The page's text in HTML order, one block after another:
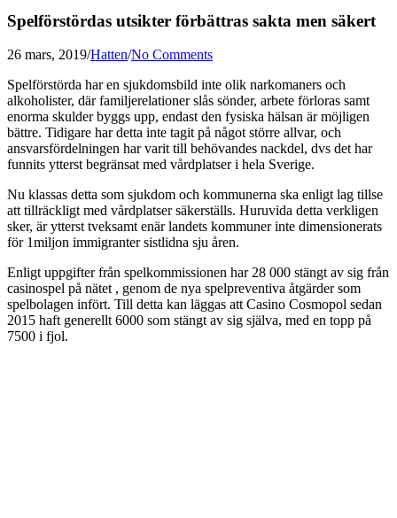
Spelförstördas utsikter förbättras sakta men säkert
26 mars, 2019/Hatten/No Comments
Spelförstörda har en sjukdomsbild inte olik narkomaners och
alkoholister, där familjerelationer slås sönder, arbete förloras samt
enorma skulder byggs upp, endast den fysiska hälsan är möjligen
bättre. Tidigare har detta inte tagit på något större allvar, och
ansvarsfördelningen har varit till behövandes nackdel, dvs det har
funnits ytterst begränsat med vårdplatser i hela Sverige.
Nu klassas detta som sjukdom och kommunerna ska enligt lag tillse
att tillräckligt med vårdplatser säkerställs. Huruvida detta verkligen
sker, är ytterst tveksamt enär landets kommuner inte dimensionerats
för 1miljon immigranter sistlidna sju åren.
Enligt uppgifter från spelkommissionen har 28 000 stängt av sig från
casinospel på nätet , genom de nya spelpreventiva åtgärder som
spelbolagen infört. Till detta kan läggas att Casino Cosmopol sedan
2015 haft generellt 6000 som stängt av sig själva, med en topp på
7500 i fjol.